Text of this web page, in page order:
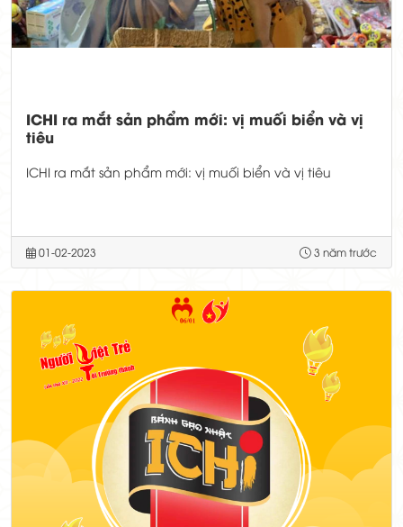
ICHI ra mắt sản phẩm mới: vị muối biển và vị
tiêu
ICHI ra mắt sản phẩm mới: vị muối biển và vị tiêu
01-02-2023 3 năm trước